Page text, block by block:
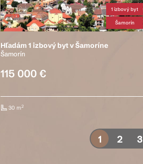
1 izbový byt
Šamorín
Hľadám 1 izbový byt v Šamoríne
Šamorín
115 000 €
30 m2
1 2 3